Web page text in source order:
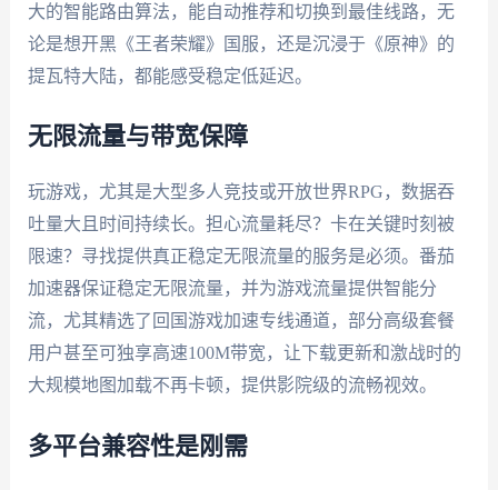
大的智能路由算法，能自动推荐和切换到最佳线路，无
论是想开黑《王者荣耀》国服，还是沉浸于《原神》的
提瓦特大陆，都能感受稳定低延迟。
无限流量与带宽保障
玩游戏，尤其是大型多人竞技或开放世界RPG，数据吞
吐量大且时间持续长。担心流量耗尽？卡在关键时刻被
限速？寻找提供真正稳定无限流量的服务是必须。番茄
加速器保证稳定无限流量，并为游戏流量提供智能分
流，尤其精选了回国游戏加速专线通道，部分高级套餐
用户甚至可独享高速100M带宽，让下载更新和激战时的
大规模地图加载不再卡顿，提供影院级的流畅视效。
多平台兼容性是刚需